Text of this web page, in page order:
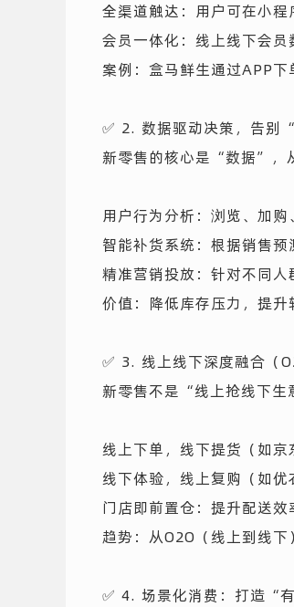
全渠道触达：用户可在小
会员一体化：线上线下会
案例：盒马鲜生通过APP
✅ 2. 数据驱动决策，告别
新零售的核心是“数据”，
用户行为分析：浏览、加
智能补货系统：根据销售预
精准营销投放：针对不同人
价值：降低库存压力，提
✅ 3. 线上线下深度融合（
新零售不是“线上抢线下生
线上下单，线下提货（如京
线下体验，线上复购（如优
门店即前置仓：提升配送效
趋势：从O2O（线上到线
✅ 4. 场景化消费：打造“